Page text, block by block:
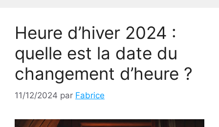
Heure d’hiver 2024 :
quelle est la date du
changement d’heure ?
11/12/2024 par Fabrice